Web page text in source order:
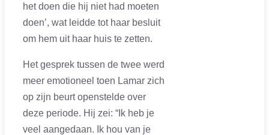
het doen die hij niet had moeten
doen’, wat leidde tot haar besluit
om hem uit haar huis te zetten.
Het gesprek tussen de twee werd
meer emotioneel toen Lamar zich
op zijn beurt openstelde over
deze periode. Hij zei: “Ik heb je
veel aangedaan. Ik hou van je